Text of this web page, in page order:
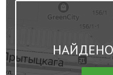
НАЙДЕНО